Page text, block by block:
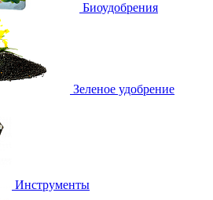
Биоудобрения
Зеленое удобрение
Инструменты